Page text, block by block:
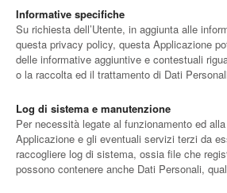
Informative specifiche
Su richiesta dell’Utente, in aggiunta alle
questa privacy policy, questa Applicazione
delle informative aggiuntive e contestuali
o la raccolta ed il trattamento di Dati
Log di sistema e manutenzione
Per necessità legate al funzionamento ed
Applicazione e gli eventuali servizi terzi da
raccogliere log di sistema, ossia file che
possono contenere anche Dati Personali,